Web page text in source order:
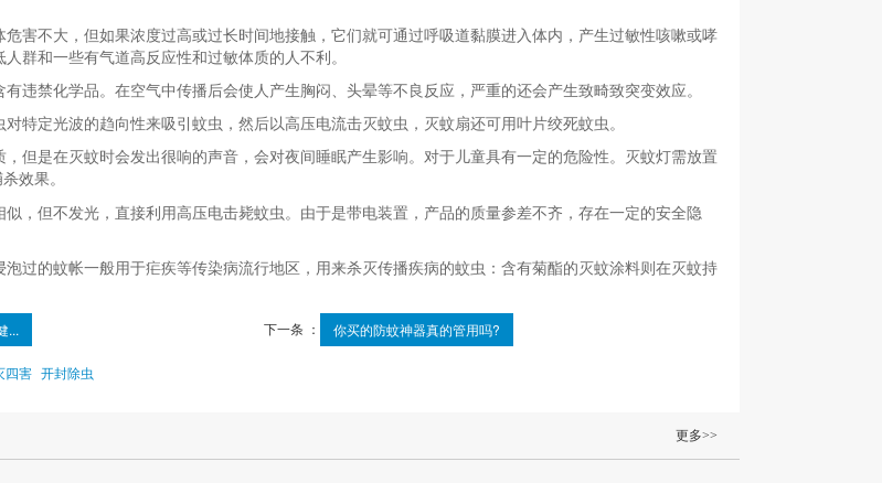
不大，但如果浓度过高或过长时间地接触，它们就可通过呼吸道黏膜进入体内，产生过敏性咳嗽或哮
群和一些有气道高反应性和过敏体质的人不利。
禁化学品。在空气中传播后会使人产生胸闷、头晕等不良反应，严重的还会产生致畸致突变效应。
定光波的趋向性来吸引蚊虫，然后以高压电流击灭蚊虫，灭蚊扇还可用叶片绞死蚊虫。
是在灭蚊时会发出很响的声音，会对夜间睡眠产生影响。对于儿童具有一定的危险性。灭蚊灯需放置
效果。
但不发光，直接利用高压电击毙蚊虫。由于是带电装置，产品的质量参差不齐，存在一定的安全隐
的蚊帐一般用于疟疾等传染病流行地区，用来杀灭传播疾病的蚊虫：含有菊酯的灭蚊涂料则在灭蚊持
... 下一条 ： 你买的防蚊神器真的管用吗?
四害 开封除虫
更多>>